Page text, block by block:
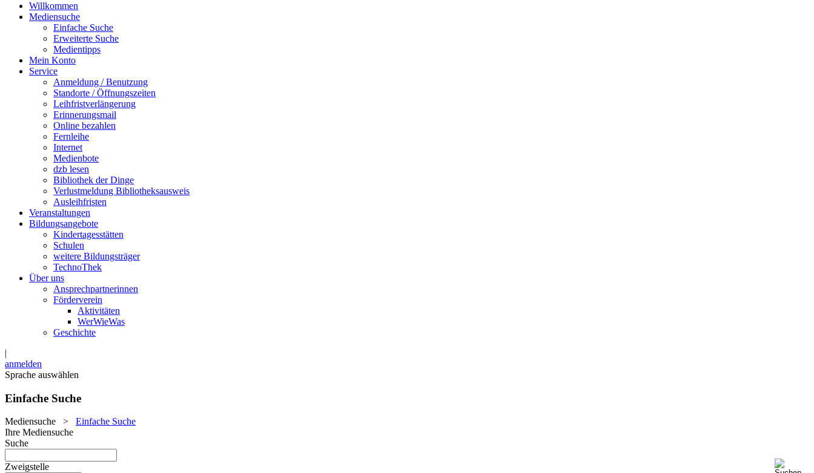
Willkommen
Mediensuche
Einfache Suche
Erweiterte Suche
Medientipps
Mein Konto
Service
Anmeldung / Benutzung
Standorte / Öffnungszeiten
Leihfristverlängerung
Erinnerungsmail
Online bezahlen
Fernleihe
Internet
Medienbote
dzb lesen
Bibliothek der Dinge
Verlustmeldung Bibliotheksausweis
Ausleihfristen
Veranstaltungen
Bildungsangebote
Kindertagesstätten
Schulen
weitere Bildungsträger
TechnoThek
Über uns
Ansprechpartnerinnen
Förderverein
Aktivitäten
WerWieWas
Geschichte
|
anmelden
Sprache auswählen
Einfache Suche
Mediensuche > Einfache Suche
Ihre Mediensuche
Suche
Zweigstelle